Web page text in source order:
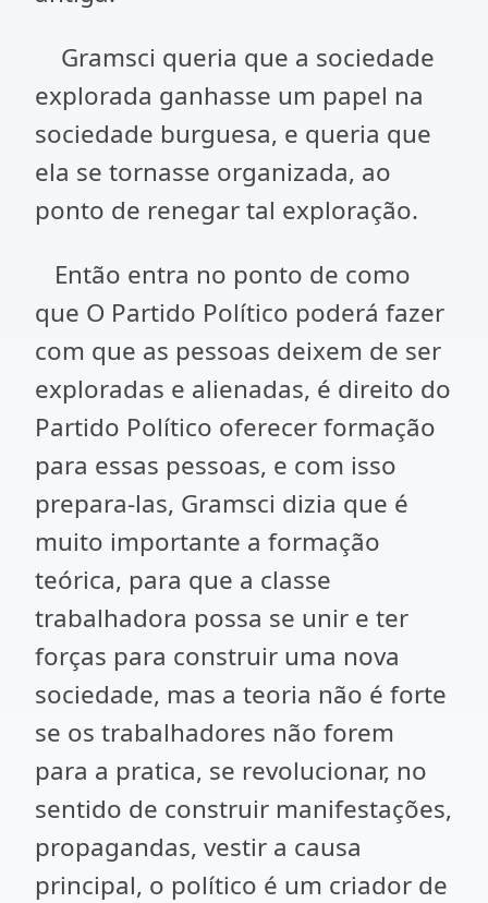
Gramsci queria que a sociedade
explorada ganhasse um papel na
sociedade burguesa, e queria que
ela se tornasse organizada, ao
ponto de renegar tal exploração.
Então entra no ponto de como
que O Partido Político poderá fazer
com que as pessoas deixem de ser
exploradas e alienadas, é direito do
Partido Político oferecer formação
para essas pessoas, e com isso
prepara-las, Gramsci dizia que é
muito importante a formação
teórica, para que a classe
trabalhadora possa se unir e ter
forças para construir uma nova
sociedade, mas a teoria não é forte
se os trabalhadores não forem
para a pratica, se revolucionar, no
sentido de construir manifestações,
propagandas, vestir a causa
principal, o político é um criador de